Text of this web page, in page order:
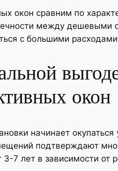
окон сравним по
между дешевыми
с большими
окон
начинает
подтверждают
7 лет в зависимости от